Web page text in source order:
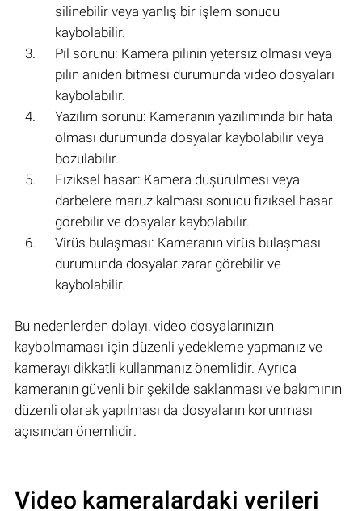
silinebilir veya yanlış bir işlem sonucu
kaybolabilir.
Pil sorunu: Kamera pilinin yetersiz olması veya
pilin aniden bitmesi durumunda video dosyaları
kaybolabilir.
Yazılım sorunu: Kameranın yazılımında bir hata
olması durumunda dosyalar kaybolabilir veya
bozulabilir.
Fiziksel hasar: Kamera düşürülmesi veya
darbelere maruz kalması sonucu fiziksel hasar
görebilir ve dosyalar kaybolabilir.
Virüs bulaşması: Kameranın virüs bulaşması
durumunda dosyalar zarar görebilir ve
kaybolabilir.
Bu nedenlerden dolayı, video dosyalarınızın
kaybolmaması için düzenli yedekleme yapmanız ve
kamerayı dikkatli kullanmanız önemlidir. Ayrıca
kameranın güvenli bir şekilde saklanması ve bakımının
düzenli olarak yapılması da dosyaların korunması
açısından önemlidir.
Video kameralardaki verileri